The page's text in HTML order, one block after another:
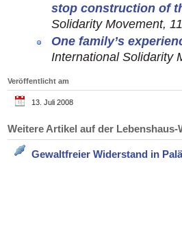
stop construction of
Solidarity Movement,
One family’s
International Solidarity
Veröffentlicht am
13. Juli 2008
Weitere Artikel auf der
Gewaltfreier Widerstand in